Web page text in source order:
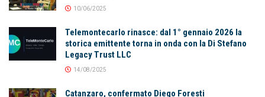
10/06/2025
Telemontecarlo rinasce: dal 1° gennaio 2026 la
storica emittente torna in onda con la Di Stefano
Legacy Trust LLC
14/08/2025
Catanzaro, confermato Diego Foresti